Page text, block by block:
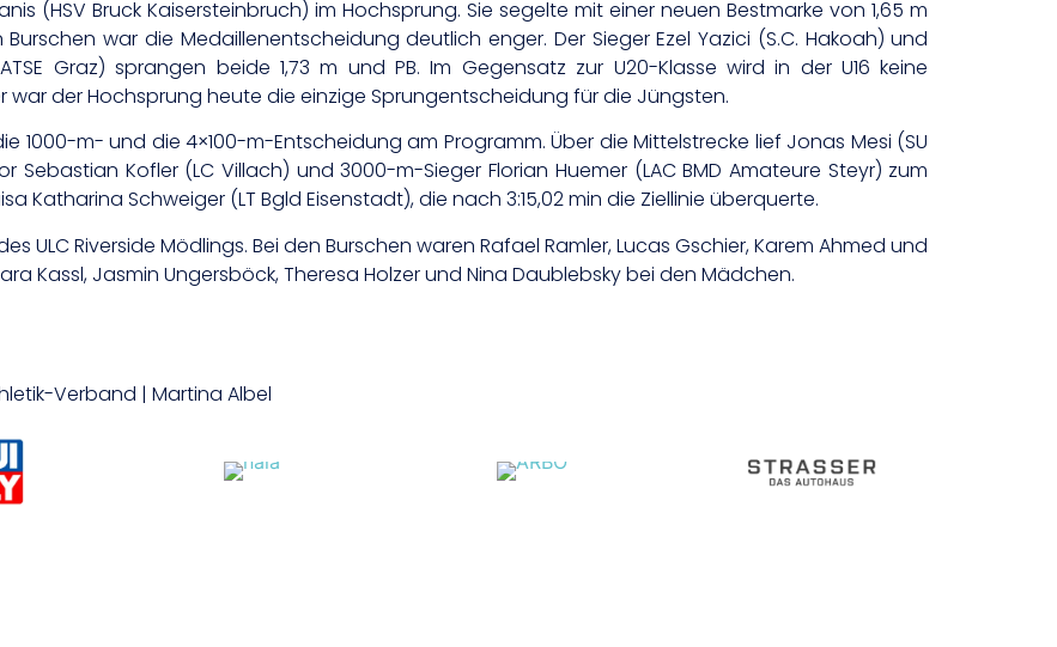
(HSV Bruck Kaisersteinbruch) im Hochsprung. Sie segelte mit einer neuen Bestmarke von 1,65 m
war die Medaillenentscheidung deutlich enger. Der Sieger Ezel Yazici (S.C. Hakoah) und
Graz) sprangen beide 1,73 m und PB. Im Gegensatz zur U20-Klasse wird in der U16 keine
der Hochsprung heute die einzige Sprungentscheidung für die Jüngsten.
m- und die 4×100-m-Entscheidung am Programm. Über die Mittelstrecke lief Jonas Mesi (SU
Sebastian Kofler (LC Villach) und 3000-m-Sieger Florian Huemer (LAC BMD Amateure Steyr) zum
Katharina Schweiger (LT Bgld Eisenstadt), die nach 3:15,02 min die Ziellinie überquerte.
ULC Riverside Mödlings. Bei den Burschen waren Rafael Ramler, Lucas Gschier, Karem Ahmed und
Kassl, Jasmin Ungersböck, Theresa Holzer und Nina Daublebsky bei den Mädchen.
Verband | Martina Albel